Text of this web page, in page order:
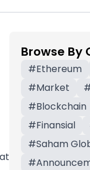
Browse By
#Ethereum
#Market
#Blockchain
#Finansial
#Saham
#